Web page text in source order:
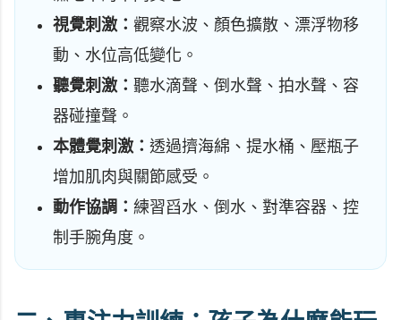
視覺刺激： 觀察水波、顏色擴散、漂浮物移
動、水位高低變化。
聽覺刺激： 聽水滴聲、倒水聲、拍水聲、容
器碰撞聲。
本體覺刺激： 透過擠海綿、提水桶、壓瓶子
增加肌肉與關節感受。
動作協調： 練習舀水、倒水、對準容器、控
制手腕角度。